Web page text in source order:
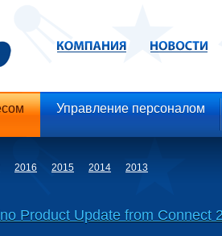
Управление персоналом
2016 2015 2014 2013
Product Update from Connect